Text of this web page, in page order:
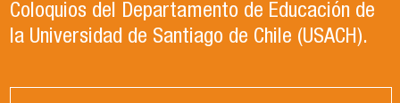
Coloquios del Departamento de Educación de
la Universidad de Santiago de Chile (USACH).